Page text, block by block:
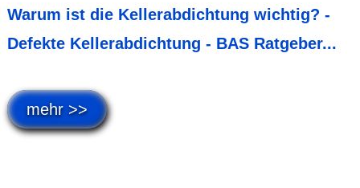
Warum ist die Kellerabdichtung wichtig? -
Defekte Kellerabdichtung - BAS Ratgeber...
mehr >>